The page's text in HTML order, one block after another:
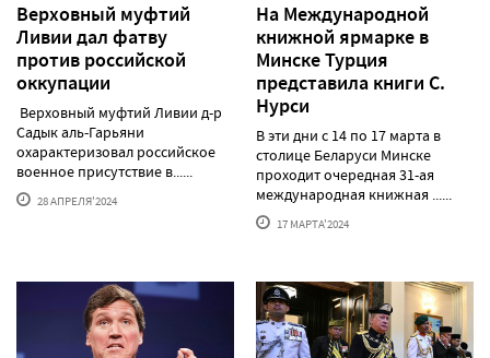
Верховный муфтий
Ливии дал фатву
против российской
оккупации
Верховный муфтий Ливии д-р
Садык аль-Гарьяни
охарактеризовал российское
военное присутствие в......
28 АПРЕЛЯ'2024
На Международной
книжной ярмарке в
Минске Турция
представила книги С.
Нурси
В эти дни с 14 по 17 марта в
столице Беларуси Минске
проходит очередная 31-ая
международная книжная ......
17 МАРТА'2024